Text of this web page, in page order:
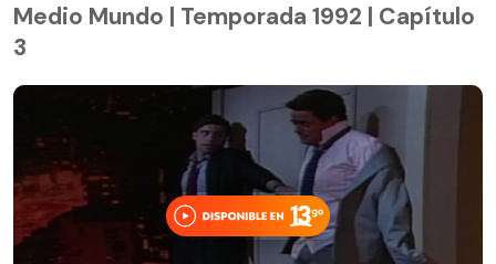
Medio Mundo | Temporada 1992 | Capítulo
3